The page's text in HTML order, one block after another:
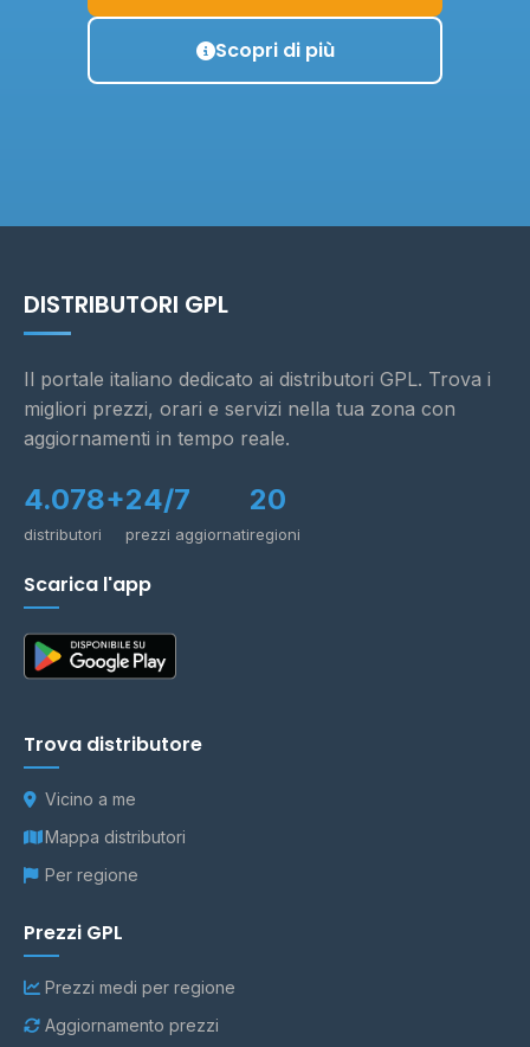
Scopri di più
DISTRIBUTORI GPL
Il portale italiano dedicato ai distributori GPL. Trova i
migliori prezzi, orari e servizi nella tua zona con
aggiornamenti in tempo reale.
4.078+
distributori
24/7
prezzi aggiornati
20
regioni
Scarica l'app
Trova distributore
Vicino a me
Mappa distributori
Per regione
Prezzi GPL
Prezzi medi per regione
Aggiornamento prezzi